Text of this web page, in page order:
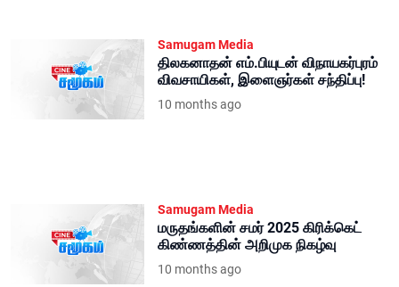
Samugam Media
திலகனாதன் எம்.பியுடன் விநாயகர்புரம்
விவசாயிகள், இளைஞர்கள் சந்திப்பு!
10 months ago
Samugam Media
மருதங்களின் சமர் 2025 கிரிக்கெட்
கிண்ணத்தின் அறிமுக நிகழ்வு
10 months ago